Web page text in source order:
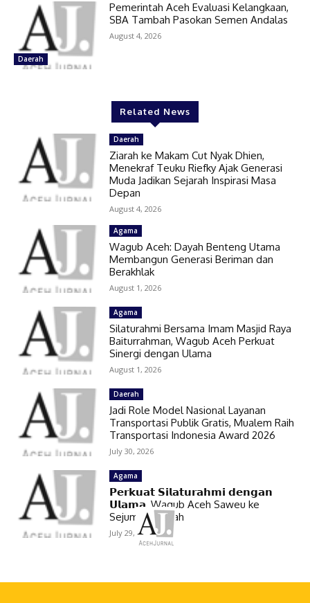
Daerah
Pemerintah Aceh Evaluasi Kelangkaan,
SBA Tambah Pasokan Semen Andalas
August 4, 2026
Related News
Daerah
Ziarah ke Makam Cut Nyak Dhien,
Menekraf Teuku Riefky Ajak Generasi
Muda Jadikan Sejarah Inspirasi Masa
Depan
August 4, 2026
Agama
Wagub Aceh: Dayah Benteng Utama
Membangun Generasi Beriman dan
Berakhlak
August 1, 2026
Agama
Silaturahmi Bersama Imam Masjid Raya
Baiturrahman, Wagub Aceh Perkuat
Sinergi dengan Ulama
August 1, 2026
Daerah
Jadi Role Model Nasional Layanan
Transportasi Publik Gratis, Mualem Raih
Transportasi Indonesia Award 2026
July 30, 2026
Agama
𝗣𝗲𝗿𝗸𝘂𝗮𝘁 𝗦𝗶𝗹𝗮𝘁𝘂𝗿𝗮𝗵𝗺𝗶 𝗱𝗲𝗻𝗴𝗮𝗻
𝗨𝗹𝗮𝗺𝗮, Wagub Aceh Saweu ke
Sejumlah Dayah
July 29, 2026